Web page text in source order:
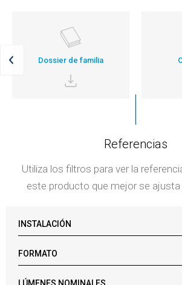
Dossier de familia
Referencias
Utiliza los filtros para ver la
este producto que mejor se
INSTALACIÓN
FORMATO
LÚMENES NOMINALES